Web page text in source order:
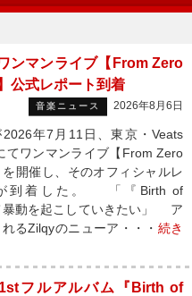
ンマンライブ【From Zero
公式レポート到着
音楽ニュース 2026年8月6日
年7月11日、東京・Veats
てワンマンライブ【From Zero
を開催し、そのオフィシャルレ
到着した。 「『Birth of
暴動を起こしていきたい」 ア
るZilqyのニューア・・・ 続き
フルアルバム『Birth of